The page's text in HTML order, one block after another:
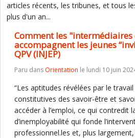
articles récents, les tribunes, et tous
plus d'un an...
Comment les
accompagnent les jeunes
QPV (INJEP)
Paru dans Orientation le lundi 10 juin
“Les aptitudes révélées par le
constitutives des savoir-être et
accéder à l’emploi, ce qui contredit
d’inemployabilité qui fonde
professionnel.les et, plus